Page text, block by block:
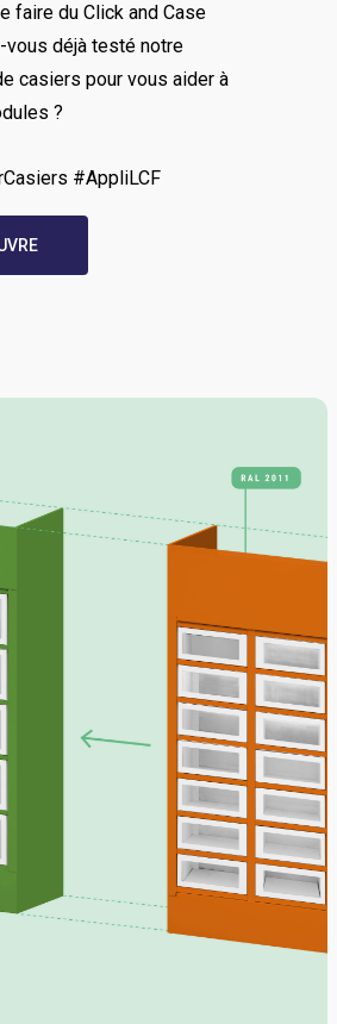
faire du Click and Case
vous déjà testé notre
casiers pour vous aider à
?
#AppliLCF